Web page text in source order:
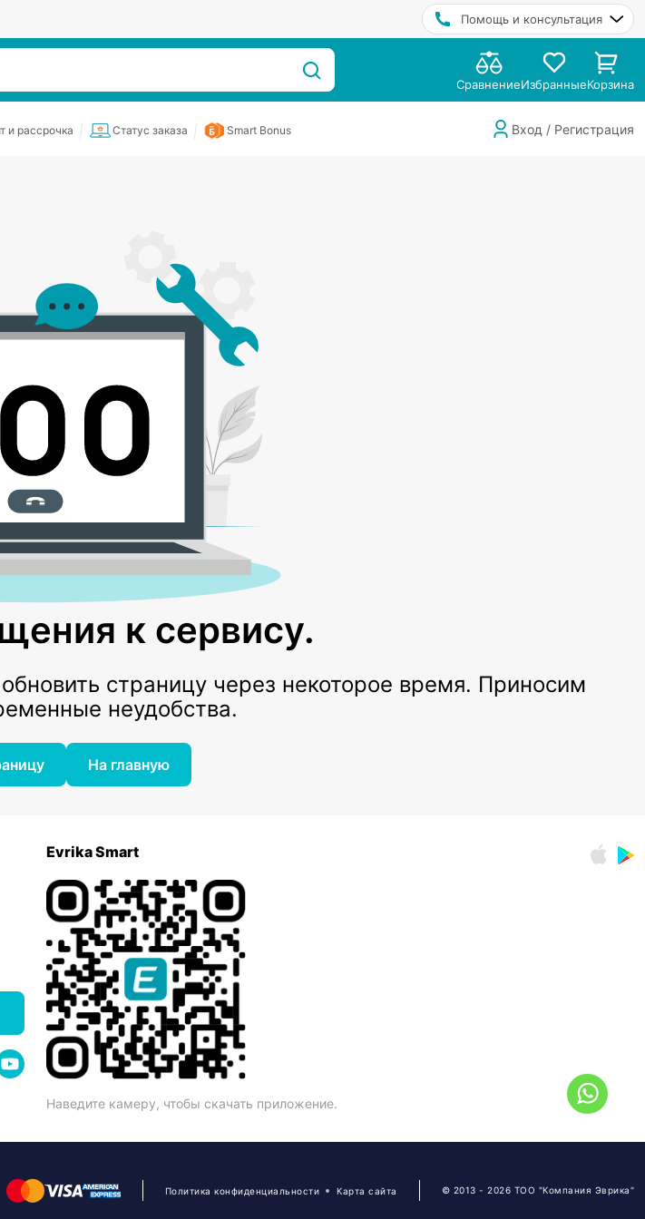
Помощь и консультация
СравнениеИзбранныеКорзина
и рассрочка Статус заказа Smart Bonus Вход / Регистрация
к сервису.
страницу через некоторое время. Приносим
неудобства.
На главную
Evrika Smart
Наведите камеру, чтобы скачать приложение.
Политика конфиденциальности Карта сайта © 2013 - 2026 ТОО "Компания Эврика"